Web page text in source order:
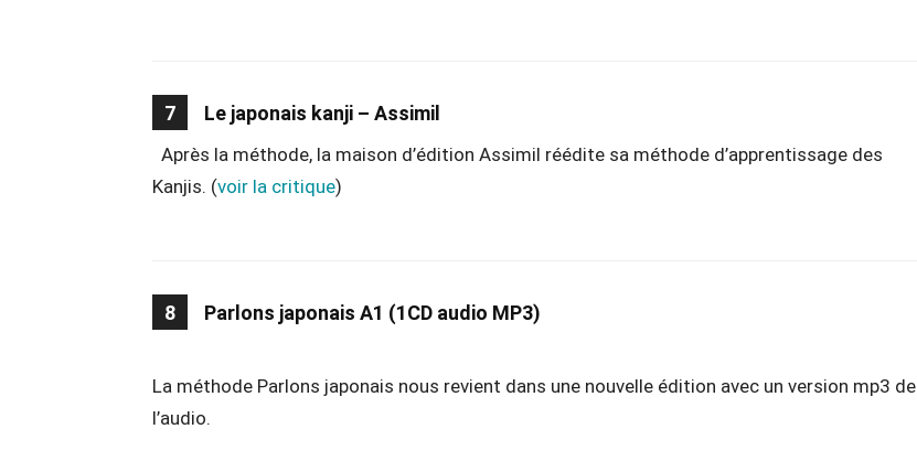
7 Le japonais kanji – Assimil
Après la méthode, la maison d’édition Assimil réédite sa méthode d’apprentissage des
Kanjis. (voir la critique)
8 Parlons japonais A1 (1CD audio MP3)
La méthode Parlons japonais nous revient dans une nouvelle édition avec un version mp3 de
l’audio.